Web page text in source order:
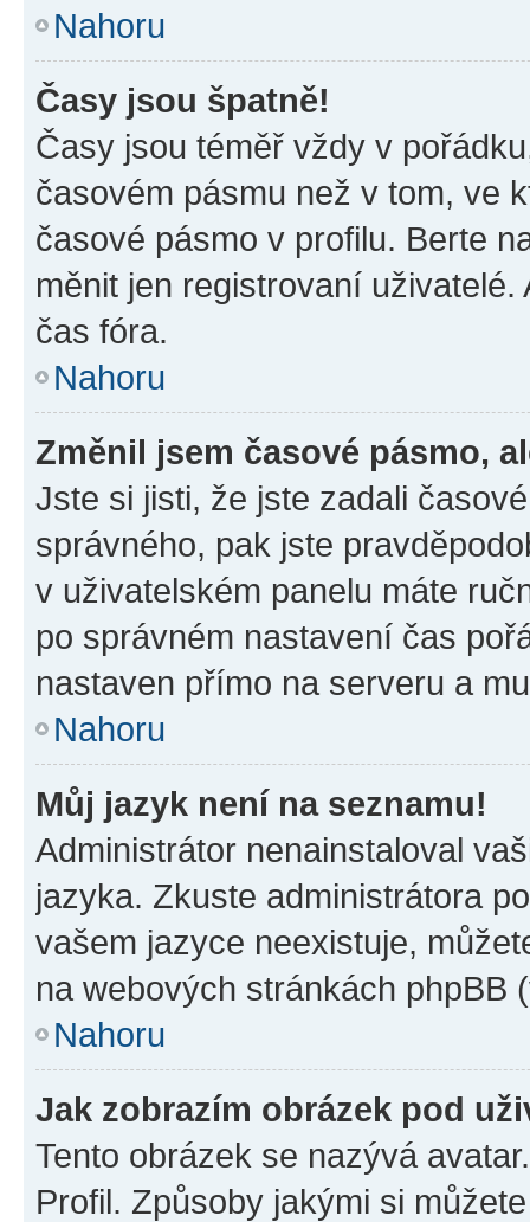
Nahoru
Časy jsou špatně!
Časy jsou téměř vždy v
časovém pásmu než v tom, ve
časové pásmo v profilu. Berte
měnit jen registrovaní
čas fóra.
Nahoru
Změnil jsem časové pásmo,
Jste si jisti, že jste zadali
správného, pak jste
v uživatelském panelu máte
po správném nastavení čas
nastaven přímo na serveru a
Nahoru
Můj jazyk není na seznamu!
Administrátor nenainstaloval
jazyka. Zkuste administrátora
vašem jazyce neexistuje,
na webových stránkách phpBB
Nahoru
Jak zobrazím obrázek pod
Tento obrázek se nazývá
Profil. Způsoby jakými si